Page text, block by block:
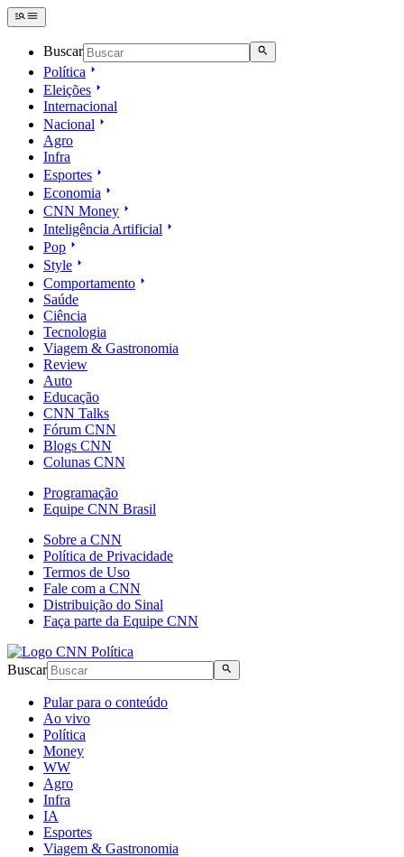
Buscar
Política
Eleições
Internacional
Nacional
Agro
Infra
Esportes
Economia
CNN Money
Inteligência Artificial
Pop
Style
Comportamento
Saúde
Ciência
Tecnologia
Viagem & Gastronomia
Review
Auto
Educação
CNN Talks
Fórum CNN
Blogs CNN
Colunas CNN
Programação
Equipe CNN Brasil
Sobre a CNN
Política de Privacidade
Termos de Uso
Fale com a CNN
Distribuição do Sinal
Faça parte da Equipe CNN
Buscar
Pular para o conteúdo
Ao vivo
Política
Money
WW
Agro
Infra
IA
Esportes
Viagem & Gastronomia